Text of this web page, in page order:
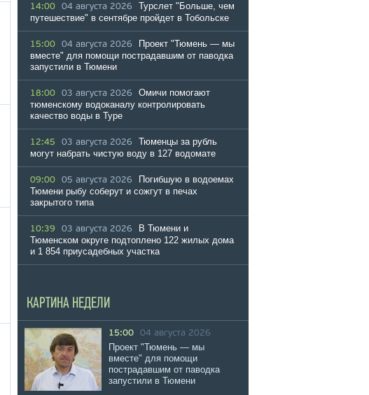
14:00 04 августа 2026
Турслет "Больше, чем
путешествие" в сентябре пройдет в Тобольске
15:00 04 августа 2026
Проект "Тюмень — мы
вместе" для помощи пострадавшим от паводка
запустили в Тюмени
18:00 03 августа 2026
Омичи помогают
тюменскому водоканалу контролировать
качество воды в Туре
12:45 03 августа 2026
Тюменцы за рубль
могут набрать чистую воду в 127 водомате
09:00 05 августа 2026
Погибшую в водоемах
Тюмени рыбу соберут и сожгут в печах
закрытого типа
10:39 03 августа 2026
В Тюмени и
Тюменском округе подтоплено 122 жилых дома
и 1 854 приусадебных участка
КАРТИНА НЕДЕЛИ
15:00 04 августа 2026
Проект "Тюмень — мы
вместе" для помощи
пострадавшим от паводка
запустили в Тюмени